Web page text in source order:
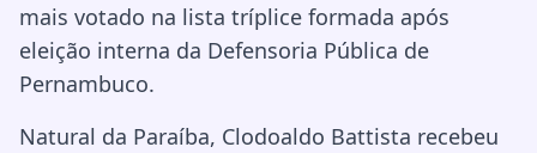
mais votado na lista tríplice formada após
eleição interna da Defensoria Pública de
Pernambuco.
Natural da Paraíba, Clodoaldo Battista recebeu